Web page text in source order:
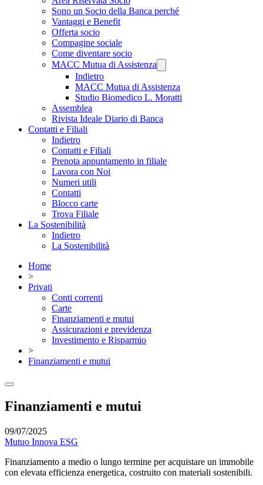
Sono un Socio della Banca perché
Vantaggi e Benefit
Offerta socio
Compagine sociale
Come diventare socio
MACC Mutua di Assistenza
Indietro
MACC Mutua di Assistenza
Studio Biomedico L. Moratti
Assemblea
Rivista Ideale Diario di Banca
Contatti e Filiali
Indietro
Contatti e Filiali
Prenota appuntamento in filiale
Lavora con Noi
Numeri utili
Contatti
Blocco carte
Trova Filiale
La Sostenibilità
Indietro
La Sostenibilità
Home
>
Privati
Conti correnti
Carte
Finanziamenti e mutui
Assicurazioni e previdenza
Investimento e Risparmio
>
Finanziamenti e mutui
Finanziamenti e mutui
09/07/2025
Mutuo Innova ESG
Finanziamento a medio o lungo termine per acquistare un immobile
con elevata efficienza energetica, costruito con materiali sostenibili.